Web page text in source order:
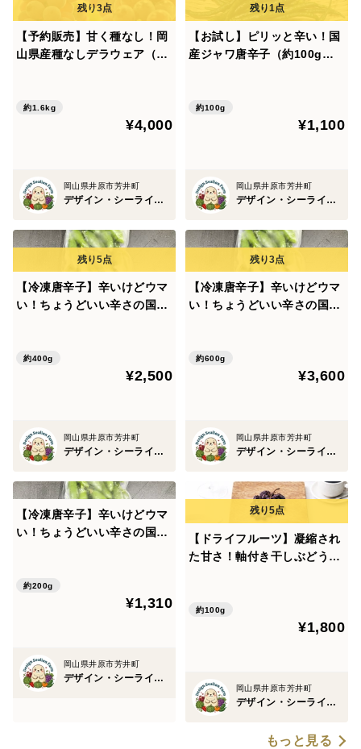
環境への配慮として、梱包は紙のみになりますので御了
最近、暑いですので、品質に問題があるといけませんの
【予約販売】甘く種なし！岡
山県産種なしデラウェア（約
約1.6kg
¥4,000
岡山県井原市芳井町
デザイン・シーライオン・ファーム
【お試し】ピリッと辛い！国
産ジャワ唐辛子（約100g）
約100g
¥1,100
岡山県井原市芳井町
デザイン・シーライオン・ファーム
【冷凍唐辛子】辛いけどウマ
い！ちょうどいい辛さの国産
約400g
¥2,500
岡山県井原市芳井町
デザイン・シーライオン・ファーム
【冷凍唐辛子】辛いけどウマ
い！ちょうどいい辛さの国産
約600g
¥3,600
岡山県井原市芳井町
デザイン・シーライオン・ファーム
【冷凍唐辛子】辛いけどウマ
い！ちょうどいい辛さの国産
約200g
¥1,310
岡山県井原市芳井町
デザイン・シーライオン・ファーム
【ドライフルーツ】凝縮され
た甘さ！軸付き干しぶどう
約100g
¥1,800
岡山県井原市芳井町
デザイン・シーライオン・ファーム
もっと見る